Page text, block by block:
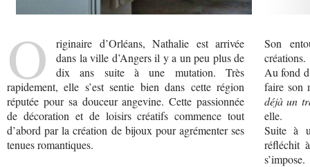
O
riginaire d’Orléans, Nathalie est arrivée
dans la ville d’Angers il y a un peu plus de
dix ans suite à une mutation. Très
rapidement, elle s’est sentie bien dans cette région
réputée pour sa douceur angevine. Cette passionnée
de décoration et de loisirs créatifs commence tout
d’abord par la création de bijoux pour agrémenter ses
tenues romantiques.
Son
créations.
Au fond
faire son
déjà un
elle.
Suite à
réfléchit
s’impose.